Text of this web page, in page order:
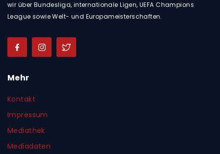
wir über Bundesliga, internationale Ligen, UEFA Champions
League sowie Welt- und Europameisterschaften.
Mehr
Kontakt
Impressum
Mediathek
Mediadaten